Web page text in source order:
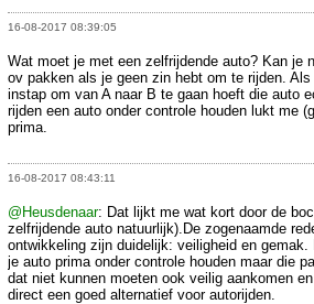
16-08-2017 08:39:05
Wat moet je met een zelfrijdende auto? Kan je
ov pakken als je geen zin hebt om te rijden.
instap om van A naar B te gaan hoeft die auto
rijden een auto onder controle houden lukt me
prima.
16-08-2017 08:43:11
@Heusdenaar: Dat lijkt me wat kort door de
zelfrijdende auto natuurlijk).De zogenaamde
ontwikkeling zijn duidelijk: veiligheid en gemak.
je auto prima onder controle houden maar die
dat niet kunnen moeten ook veilig aankomen
direct een goed alternatief voor autorijden.